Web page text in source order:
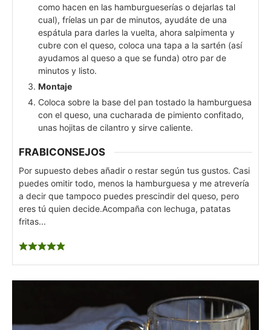
como hacen en las hamburgueserías o dejarlas tal
cual), fríelas un par de minutos, ayudáte de una
espátula para darles la vuelta, ahora salpimenta y
cubre con el queso, coloca una tapa a la sartén (así
ayudamos al queso a que se funda) otro par de
minutos y listo.
Montaje
Coloca sobre la base del pan tostado la hamburguesa
con el queso, una cucharada de pimiento confitado,
unas hojitas de cilantro y sirve caliente.
FRABICONSEJOS
Por supuesto debes añadir o restar según tus gustos. Casi
puedes omitir todo, menos la hamburguesa y me atrevería
a decir que tampoco puedes prescindir del queso, pero
eres tú quien decide.Acompaña con lechuga, patatas
fritas...